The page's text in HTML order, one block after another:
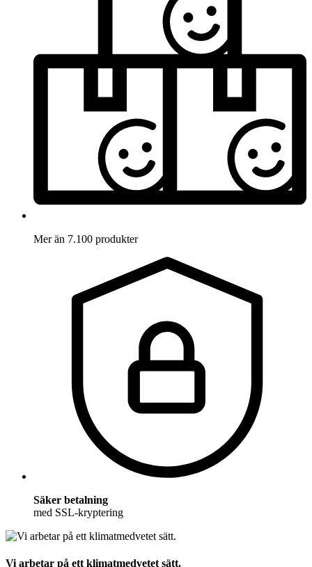
Mer än 7.100 produkter
Säker betalning
med SSL-kryptering
Vi arbetar på ett klimatmedvetet sätt.